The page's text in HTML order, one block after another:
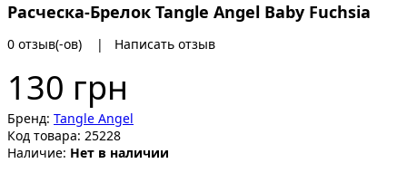
Расческа-Брелок Tangle Angel Baby Fuchsia
0 отзыв(-ов) | Написать отзыв
130 грн
Бренд: Tangle Angel
Код товара: 25228
Наличие: Нет в наличии